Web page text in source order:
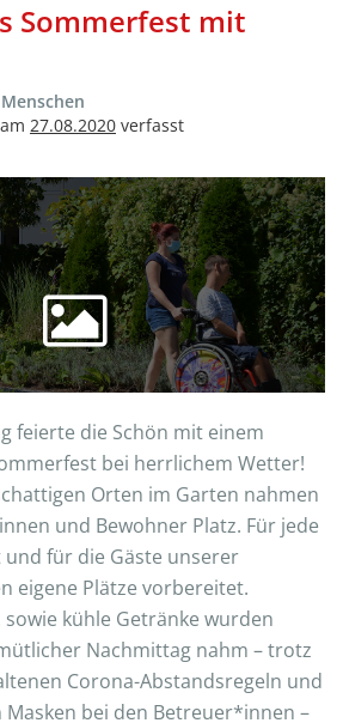
Sommerfest mit
27.08.2020 verfasst
feierte die Schön mit einem
bei herrlichem Wetter!
Orten im Garten nahmen
und Bewohner Platz. Für jede
für die Gäste unserer
eigene Plätze vorbereitet.
kühle Getränke wurden
Nachmittag nahm – trotz
Corona-Abstandsregeln und
bei den Betreuer*innen –